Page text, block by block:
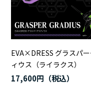
EVA×DRESS グラスパ
ィウス（ライラクス）
17,600円